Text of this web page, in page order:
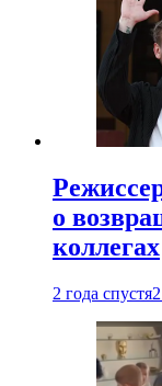
о
коллегах
2 года спустя